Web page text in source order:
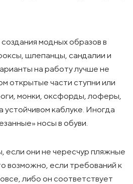
модных образов в
шлепанцы, сандалии и
на работу лучше не
открытые части ступни или
монки, оксфорды, лоферы,
устойчивом каблуке. Иногда
носы в обуви.
если они не чересчур пляжные
возможно, если требований к
либо он соответствует